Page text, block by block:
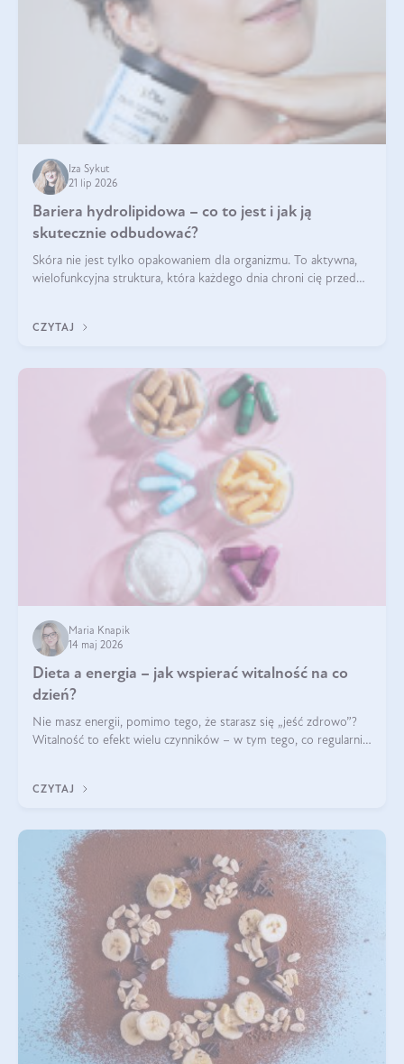
Iza Sykut
21 lip 2026
Bariera hydrolipidowa – co to jest i jak ją
skutecznie odbudować?
Skóra nie jest tylko opakowaniem dla organizmu. To aktywna,
wielofunkcyjna struktura, która każdego dnia chroni cię przed
bariera hydrolipidowa.
CZYTAJ
Maria Knapik
14 maj 2026
Dieta a energia – jak wspierać witalność na co
dzień?
Nie masz energii, pomimo tego, że starasz się „jeść zdrowo”?
Witalność to efekt wielu czynników – w tym tego, co regularnie
CZYTAJ